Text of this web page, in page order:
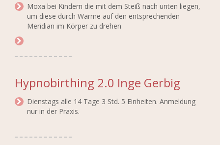
Moxa bei Kindern die mit dem Steiß nach unten liegen,
um diese durch Wärme auf den entsprechenden
Meridian im Körper zu drehen
Hypnobirthing 2.0 Inge Gerbig
Dienstags alle 14 Tage 3 Std. 5 Einheiten. Anmeldung
nur in der Praxis.